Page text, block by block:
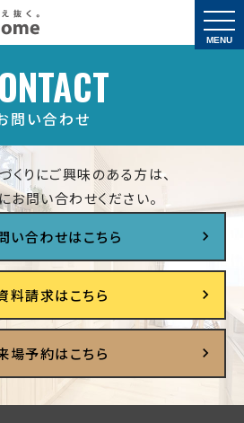
問い合わせ
くりにご興味のある方は、
お問い合わせください。
い合わせはこちら
料請求はこちら
場予約はこちら
MENU